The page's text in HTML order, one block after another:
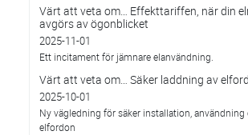
Värt att veta om… Effekttariffen, när din
avgörs av ögonblicket
2025-11-01
Ett incitament för jämnare elanvändning.
Värt att veta om… Säker laddning av
2025-10-01
Ny vägledning för säker installation,
elfordon